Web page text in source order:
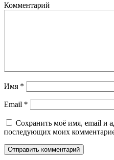
Комментарий
Имя *
Email *
Сохранить моё имя, email и
последующих моих